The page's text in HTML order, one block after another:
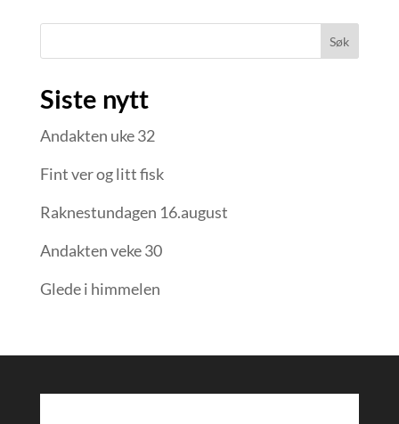
Søk
Siste nytt
Andakten uke 32
Fint ver og litt fisk
Raknestundagen 16.august
Andakten veke 30
Glede i himmelen